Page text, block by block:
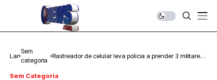
Lar
Sem
categoria
Rastreador de celular leva polícia a prender 3 militares
Sem Categoria